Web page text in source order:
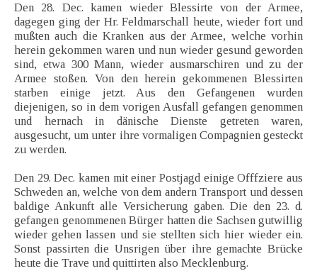
Den 28. Dec. kamen wieder Blessirte von der Armee,
dagegen ging der Hr. Feldmarschall heute, wieder fort und
mußten auch die Kranken aus der Armee, welche vorhin
herein gekommen waren und nun wieder gesund geworden
sind, etwa 300 Mann, wieder ausmarschiren und zu der
Armee stoßen. Von den herein gekommenen Blessirten
starben einige jetzt. Aus den Gefangenen wurden
diejenigen, so in dem vorigen Ausfall gefangen genommen
und hernach in dänische Dienste getreten waren,
ausgesucht, um unter ihre vormaligen Compagnien gesteckt
zu werden.
Den 29. Dec. kamen mit einer Postjagd einige Offfziere aus
Schweden an, welche von dem andern Transport und dessen
baldige Ankunft alle Versicherung gaben. Die den 23. d.
gefangen genommenen Bürger hatten die Sachsen gutwillig
wieder gehen lassen und sie stellten sich hier wieder ein.
Sonst passirten die Unsrigen über ihre gemachte Brücke
heute die Trave und quittirten also Mecklenburg.